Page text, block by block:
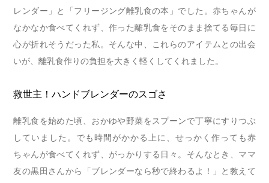
レンダー」と「フリージング離乳食の本」でした。赤ちゃんが
なかなか食べてくれず、作った離乳食をそのまま捨てる毎日に
心が折れそうだった私。そんな中、これらのアイテムとの出会
いが、離乳食作りの負担を大きく軽くしてくれました。
救世主！ハンドブレンダーのスゴさ
離乳食を始めた頃、おかゆや野菜をスプーンで丁寧にすりつぶ
していました。でも時間がかかる上に、せっかく作っても赤
ちゃんが食べてくれず、がっかりする日々。そんなとき、ママ
友の黒田さんから「ブレンダーなら秒で終わるよ！」と教えて